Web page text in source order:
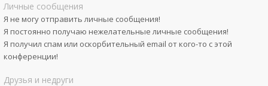
Личные сообщения
Я не могу отправить личные сообщения!
Я постоянно получаю нежелательные личные сообщения!
Я получил спам или оскорбительный email от кого-то с этой
конференции!
Друзья и недруги